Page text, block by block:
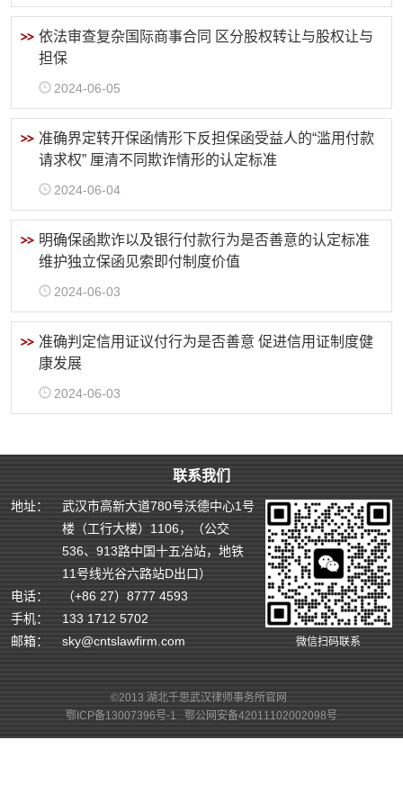
依法审查复杂国际商事合同 区分股权转让与股权让与
担保
2024-06-05
准确界定转开保函情形下反担保函受益人的“滥用付款
请求权” 厘清不同欺诈情形的认定标准
2024-06-04
明确保函欺诈以及银行付款行为是否善意的认定标准
维护独立保函见索即付制度价值
2024-06-03
准确判定信用证议付行为是否善意 促进信用证制度健
康发展
2024-06-03
联系我们
地址：
武汉市高新大道780号沃德中心1号
楼（工行大楼）1106，（公交
536、913路中国十五冶站，地铁
11号线光谷六路站D出口）
电话：
（+86 27）8777 4593
手机：
133 1712 5702
邮箱：
sky@cntslawfirm.com 微信扫码联系
©2013 湖北千思武汉律师事务所官网
鄂ICP备13007396号-1
鄂公网安备42011102002098号